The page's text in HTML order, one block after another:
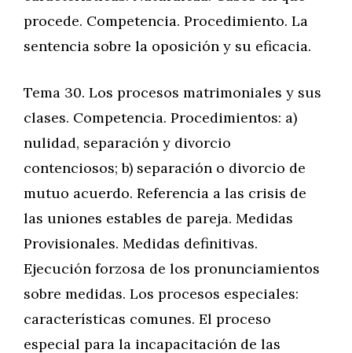
procede. Competencia. Procedimiento. La
sentencia sobre la oposición y su eficacia.
Tema 30. Los procesos matrimoniales y sus
clases. Competencia. Procedimientos: a)
nulidad, separación y divorcio
contenciosos; b) separación o divorcio de
mutuo acuerdo. Referencia a las crisis de
las uniones estables de pareja. Medidas
Provisionales. Medidas definitivas.
Ejecución forzosa de los pronunciamientos
sobre medidas. Los procesos especiales:
características comunes. El proceso
especial para la incapacitación de las